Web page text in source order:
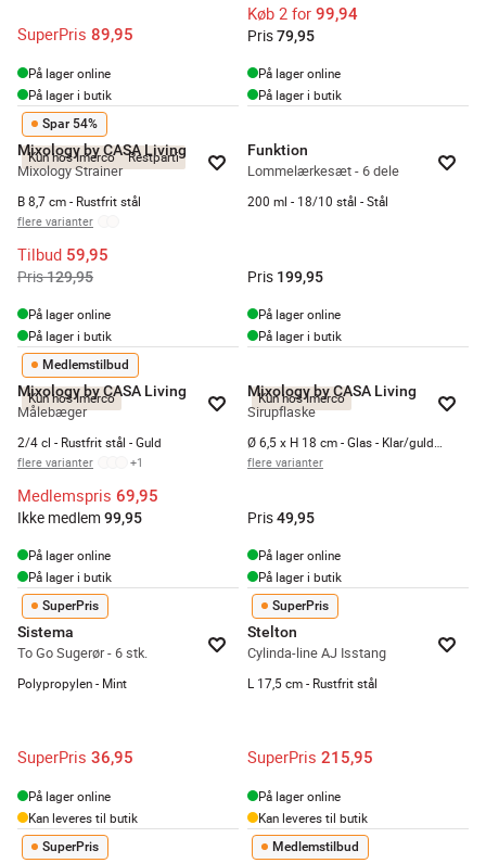
SuperPris 89,95
På lager online
På lager i butik
Køb 2 for 99,94
Pris79,95
På lager online
På lager i butik
Kun hos Imerco Restparti
Spar 54%
Mixology by CASA Living
Mixology Strainer
B 8,7 cm - Rustfrit stål
flere varianter
Tilbud 59,95
Pris129,95
På lager online
På lager i butik
Funktion
Lommelærkesæt - 6 dele
200 ml - 18/10 stål - Stål
Pris 199,95
På lager online
På lager i butik
Kun hos Imerco
Medlemstilbud
Mixology by CASA Living
Målebæger
2/4 cl - Rustfrit stål - Guld
flere varianter +1
Medlemspris 69,95
Ikke medlem 99,95
På lager online
På lager i butik
Kun hos Imerco
Mixology by CASA Living
Sirupflaske
flere varianter
Pris49,95
På lager online
På lager i butik
SuperPris
Sistema
To Go Sugerør - 6 stk.
Polypropylen - Mint
SuperPris 36,95
På lager online
Kan leveres til butik
SuperPris
Stelton
Cylinda-line AJ Isstang
L 17,5 cm - Rustfrit stål
SuperPris 215,95
På lager online
Kan leveres til butik
SuperPris Medlemstilbud